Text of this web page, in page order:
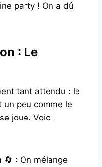
party ! On a dû
: Le
tant attendu : le
un peu comme le
joue. Voici
🔄 : On mélange